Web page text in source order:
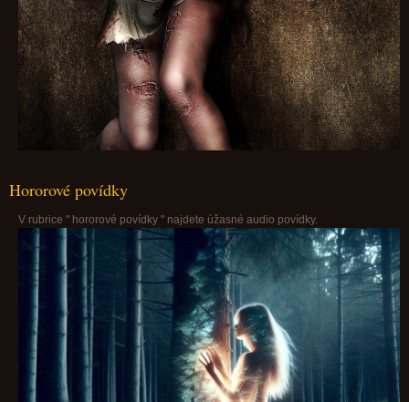
Hororové povídky
V rubrice " hororové povídky " najdete úžasné audio povídky.